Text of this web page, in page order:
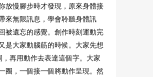
放慢腳步時才發現，原來身體接
來無限訊息，學會聆聽身體訊
被遺忘的感覺。創作時刻運動完
是大家動腦筋的時候。大家先想
，再用動作去表達這個字。大家
圈，一個接一個將動作呈現。然